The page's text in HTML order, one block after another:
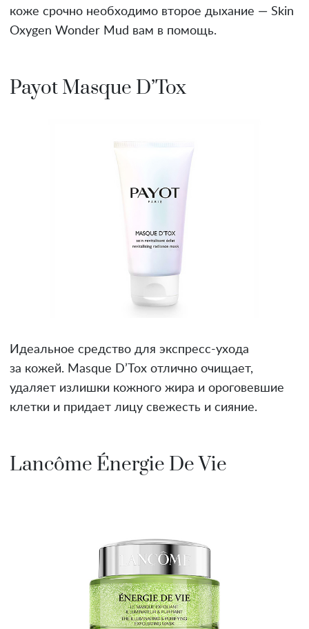
коже срочно необходимо второе дыхание — Skin
Oxygen Wonder Mud вам в помощь.
Payot Masque D’Tox
Идеальное средство для экспресс-ухода
за кожей. Masque D’Tox отлично очищает,
удаляет излишки кожного жира и ороговевшие
клетки и придает лицу свежесть и сияние.
Lancôme Énergie De Vie